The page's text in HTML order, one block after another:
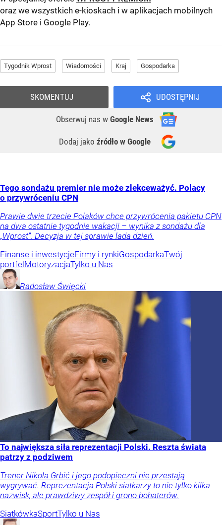
oraz we wszystkich e-kioskach i w aplikacjach mobilnych
App Store i Google Play.
Tygodnik Wprost Wiadomości Kraj Gospodarka
UDOSTĘPNIJ
Obserwuj nas w Google News
Dodaj jako źródło w Google
SKOMENTUJ
Tego sondażu premier nie może zlekceważyć. Polacy
o przywróceniu CPN
Prawie dwie trzecie Polaków chce przywrócenia pakietu CPN
na dwa ostatnie tygodnie wakacji – wynika z sondażu dla
„Wprost”. Decyzja w tej sprawie lada dzień.
Finanse i inwestycjeFirmy i rynkiGospodarkaTwój
portfel MotoryzacjaTylko u Nas
Radosław Święcki
To największa siła reprezentacji Polski. Reszta świata
patrzy z podziwem
Trener Nikola Grbić i jego podopieczni nie przestają
wygrywać. Reprezentacja Polski siatkarzy to nie tylko kilka
nazwisk, ale prawdziwy zespół i grono bohaterów.
SiatkówkaSportTylko u Nas